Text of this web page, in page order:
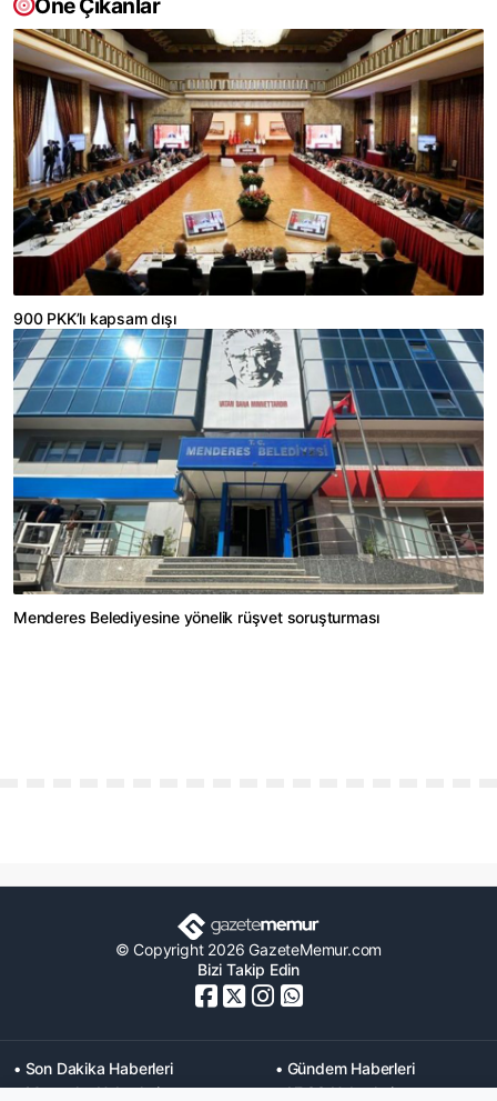
Öne Çıkanlar
900 PKK’lı kapsam dışı
Menderes Belediyesine yönelik rüşvet soruşturması
© Copyright 2026 GazeteMemur.com
Bizi Takip Edin
• Son Dakika Haberleri
• Gündem Haberleri
• Memurlar Haberleri
• KPSS Haberleri